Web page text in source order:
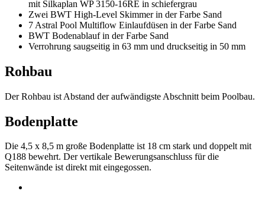
mit Silkaplan WP 3150-16RE in schiefergrau
Zwei BWT High-Level Skimmer in der Farbe Sand
7 Astral Pool Multiflow Einlaufdüsen in der Farbe Sand
BWT Bodenablauf in der Farbe Sand
Verrohrung saugseitig in 63 mm und druckseitig in 50 mm
Rohbau
Der Rohbau ist Abstand der aufwändigste Abschnitt beim Poolbau.
Bodenplatte
Die 4,5 x 8,5 m große Bodenplatte ist 18 cm stark und doppelt mit
Q188 bewehrt. Der vertikale Bewerungsanschluss für die
Seitenwände ist direkt mit eingegossen.